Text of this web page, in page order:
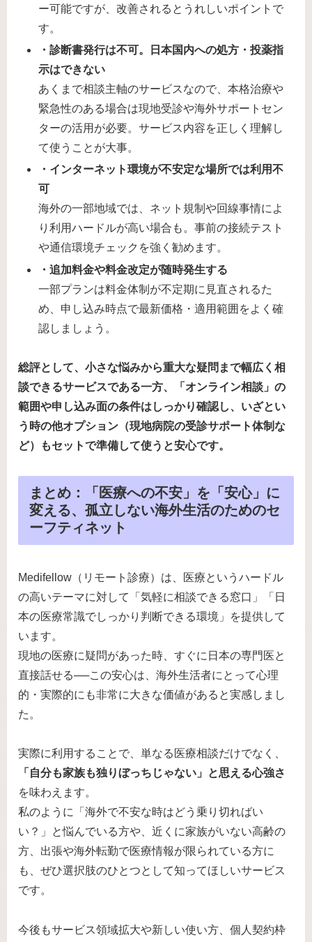
ー可能ですが、改善されるとうれしいポイントで
す。
・診断書発行は不可。日本国内への処方・投薬指
示はできない
あくまで相談主軸のサービスなので、本格治療や
緊急性のある場合は現地受診や海外サポートセン
ターの活用が必要。サービス内容を正しく理解し
て使うことが大事。
・インターネット環境が不安定な場所では利用不
可
海外の一部地域では、ネット規制や回線事情によ
り利用ハードルが高い場合も。事前の接続テスト
や通信環境チェックを強く勧めます。
・追加料金や料金改定が随時発生する
一部プランは料金体制が不定期に見直されるた
め、申し込み時点で最新価格・適用範囲をよく確
認しましょう。
総評として、小さな悩みから重大な疑問まで幅広く相
談できるサービスである一方、「オンライン相談」の
範囲や申し込み面の条件はしっかり確認し、いざとい
う時の他オプション（現地病院の受診サポート体制な
ど）もセットで準備して使うと安心です。
まとめ：「医療への不安」を「安心」に
変える、孤立しない海外生活のためのセ
ーフティネット
Medifellow（リモート診療）は、医療というハードル
の高いテーマに対して「気軽に相談できる窓口」「日
本の医療常識でしっかり判断できる環境」を提供して
います。
現地の医療に疑問があった時、すぐに日本の専門医と
直接話せる──この安心は、海外生活者にとって心理
的・実際的にも非常に大きな価値があると実感しまし
た。
実際に利用することで、単なる医療相談だけでなく、
「自分も家族も独りぼっちじゃない」と思える心強さ
を味わえます。
私のように「海外で不安な時はどう乗り切ればい
い？」と悩んでいる方や、近くに家族がいない高齢の
方、出張や海外転勤で医療情報が限られている方に
も、ぜひ選択肢のひとつとして知ってほしいサービス
です。
今後もサービス領域拡大や新しい使い方、個人契約枠